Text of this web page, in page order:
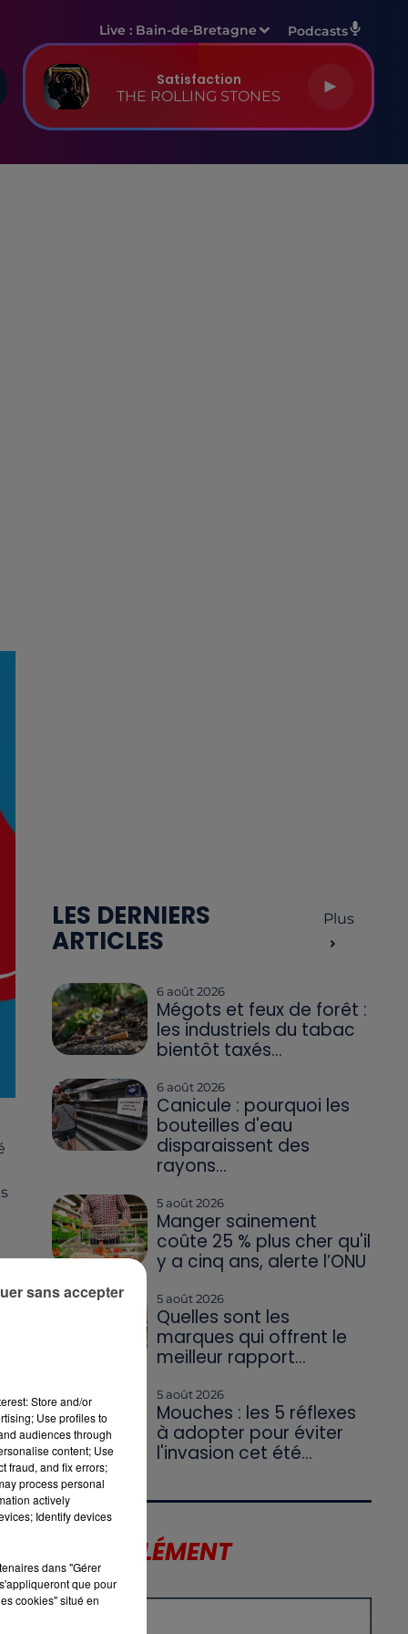
Live : Bain-de-Bretagne Podcasts
Satisfaction
THE ROLLING STONES
LES DERNIERS
ARTICLES
Plus
6 août 2026
Mégots et feux de forêt :
les industriels du tabac
bientôt taxés...
6 août 2026
Canicule : pourquoi les
bouteilles d'eau
disparaissent des
rayons...
5 août 2026
Manger sainement
coûte 25 % plus cher qu'il
y a cinq ans, alerte l’ONU
5 août 2026
Quelles sont les
marques qui offrent le
meilleur rapport...
5 août 2026
Mouches : les 5 réflexes
à adopter pour éviter
l'invasion cet été...
LE SUPPLÉMENT
Store and/or
Use profiles to
audiences through
content; Use
fraud, and fix errors;
process personal
actively
Identify devices
dans "Gérer
que pour
cookies" situé en
sans accepter